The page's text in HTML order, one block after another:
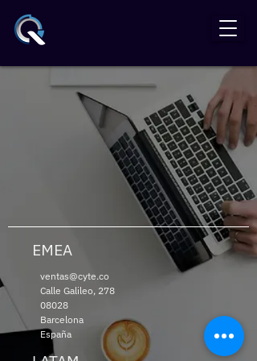
EMEA
ventas@cyte.co
Calle Galileo, 278
08028
Barcelona
España